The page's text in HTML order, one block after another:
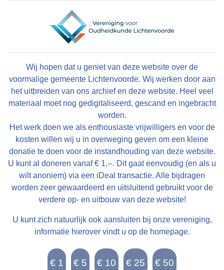
Wij hopen dat u geniet van deze website over de
voormalige gemeente Lichtenvoorde. Wij werken door aan
het uitbreiden van ons archief en deze website. Heel veel
materiaal moet nog gedigitaliseerd, gescand en ingebracht
worden.
Het werk doen we als enthousiaste vrijwilligers en voor de
kosten willen wij u in overweging geven om een kleine
donatie te doen voor de instandhouding van deze website.
U kunt al doneren vanaf € 1,--. Dit gaat eenvoudig (en als u
wilt anoniem) via een iDeal transactie. Alle bijdragen
worden zeer gewaardeerd en uitsluitend gebruikt voor de
verdere op- en uitbouw van deze website!
U kunt zich natuurlijk ook aansluiten bij onze vereniging,
informatie hierover vindt u op de homepage.